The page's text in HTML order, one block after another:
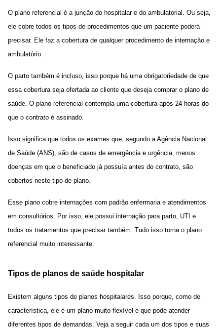
O plano referencial é a junção do hospitalar e do ambulatorial. Ou seja,
ele cobre todos os tipos de procedimentos que um paciente poderá
precisar. Ele faz a cobertura de qualquer procedimento de internação e
ambulatório.
O parto também é incluso, isso porque há uma obrigatoriedade de que
essa cobertura seja ofertada ao cliente que deseja comprar o plano de
saúde. O plano referencial contempla uma cobertura após 24 horas do
que o contrato é assinado.
Isso significa que todos os exames que, segundo a Agência Nacional
de Saúde (ANS), são de casos de emergência e urgência, menos
doenças em que o beneficiado já possuía antes do contrato, são
cobertos neste tipo de plano.
Esse plano cobre internações com padrão enfermaria e atendimentos
em consultórios. Por isso, ele possui internação para parto, UTI e
todos os tratamentos que precisar também. Tudo isso torna o plano
referencial muito interessante.
Tipos de planos de saúde hospitalar
Existem alguns tipos de planos hospitalares. Isso porque, como de
característica, ele é um plano muito flexível e que pode atender
diferentes tipos de demandas. Veja a seguir cada um dos tipos e suas